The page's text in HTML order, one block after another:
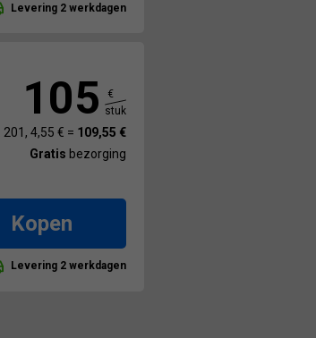
Levering 2 werkdagen
105
€
stuk
4,55 € = 109,55 €
Gratis bezorging
Kopen
Levering 2 werkdagen